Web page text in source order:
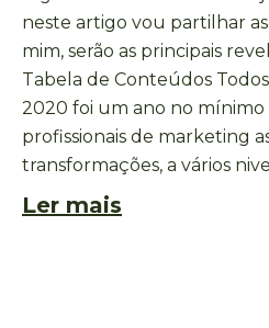
neste artigo vou partilhar
mim, serão as principais
Tabela de Conteúdos
2020 foi um ano no mínimo
profissionais de marketing
transformações, a vários
Ler mais